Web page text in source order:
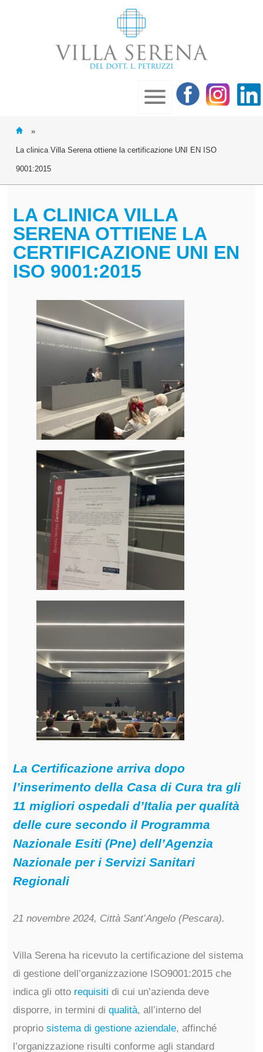
»
La clinica Villa Serena ottiene la certificazione UNI EN ISO
9001:2015
LA CLINICA VILLA
SERENA OTTIENE LA
CERTIFICAZIONE UNI EN
ISO 9001:2015
La Certificazione arriva dopo
l’inserimento della Casa di Cura tra gli
11 migliori ospedali d’Italia per qualità
delle cure secondo il Programma
Nazionale Esiti (Pne) dell’Agenzia
Nazionale per i Servizi Sanitari
Regionali
21 novembre 2024, Città Sant’Angelo (Pescara).
Villa Serena ha ricevuto la certificazione del sistema
di gestione dell’organizzazione ISO9001:2015 che
indica gli otto requisiti di cui un’azienda deve
disporre, in termini di qualità, all’interno del
proprio sistema di gestione aziendale, affinché
l’organizzazione risulti conforme agli standard